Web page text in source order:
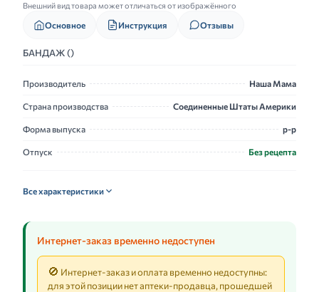
Внешний вид товара может отличаться от изображённого
Основное Инструкция Отзывы
БАНДАЖ ()
Производитель Наша Мама
Страна производства Соединенные Штаты Америки
Форма выпуска р-р
Отпуск Без рецепта
Все характеристики
Интернет-заказ временно недоступен
🚫 Интернет-заказ и оплата временно недоступны:
для этой позиции нет аптеки-продавца, прошедшей